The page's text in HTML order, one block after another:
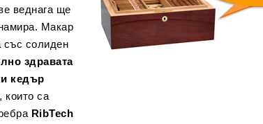
веднага ще
Макар
със солиден
здравата
кедър
, които са
RibTech